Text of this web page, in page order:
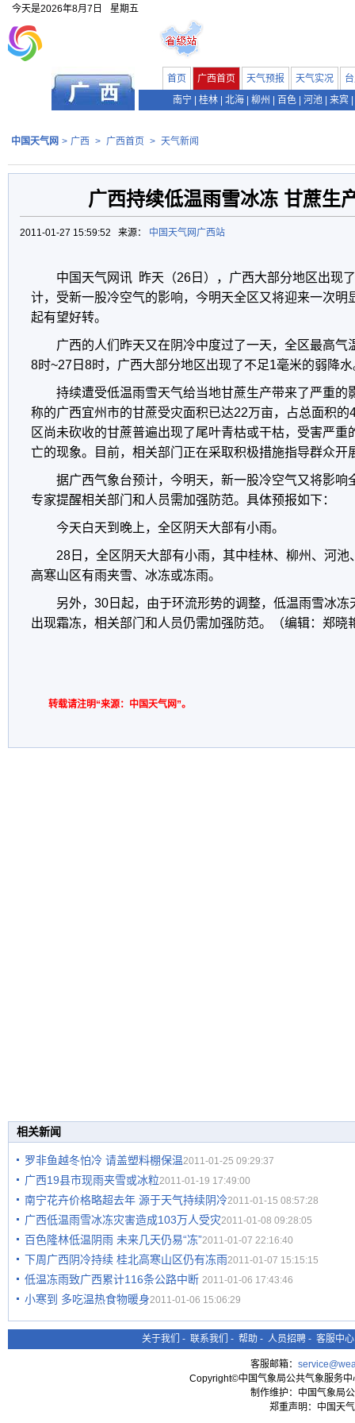
今天是2026年8月7日 星期五
首页 广西首页 天气预报 天气实况
南宁
桂林 北海 柳州 百色 河池 来宾
中国天气网 > 广西 > 广西首页 > 天气新闻
广西持续低温雨雪冰冻 甘蔗生
2011-01-27 15:59:52 来源： 中国天气网广西站
中国天气网讯 昨天（26日），广西大部分地区出现
计，受新一股冷空气的影响，今明天全区又将迎来一次明
起有望好转。
广西的人们昨天又在阴冷中度过了一天，全区最高
8时~27日8时，广西大部分地区出现了不足1毫米的弱降水
持续遭受低温雨雪天气给当地甘蔗生产带来了严重的
称的广西宜州市的甘蔗受灾面积已达22万亩，占总面积
区尚未砍收的甘蔗普遍出现了尾叶青枯或干枯，受害严重
亡的现象。目前，相关部门正在采取积极措施指导群众开
据广西气象台预计，今明天，新一股冷空气又将影响
专家提醒相关部门和人员需加强防范。具体预报如下：
今天白天到晚上，全区阴天大部有小雨。
28日，全区阴天大部有小雨，其中桂林、柳州、河
高寒山区有雨夹雪、冰冻或冻雨。
另外，30日起，由于环流形势的调整，低温雨雪冰
出现霜冻，相关部门和人员仍需加强防范。（编辑：郑晓
转载请注明“来源：中国天气网”。
相关新闻
罗非鱼越冬怕冷 请盖塑料棚保温2011-01-25 09:29:37
广西19县市现雨夹雪或冰粒2011-01-19 17:49:00
南宁花卉价格略超去年 源于天气持续阴冷2011-01-15 08:57:28
广西低温雨雪冰冻灾害造成103万人受灾2011-01-08 09:28:05
百色隆林低温阴雨 未来几天仍易“冻”2011-01-07 22:16:40
下周广西阴冷持续 桂北高寒山区仍有冻雨2011-01-07 15:15:15
低温冻雨致广西累计116条公路中断 2011-01-06 17:43:46
小寒到 多吃温热食物暖身2011-01-06 15:06:29
关于我们 - 联系我们 - 帮助 - 人员招聘 - 客服中心
客服邮箱：
Copyright©中国气象局公共气象服务
制作维护：中国气象局
郑重声明：中国天